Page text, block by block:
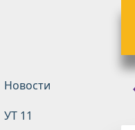
Новости
УТ 11